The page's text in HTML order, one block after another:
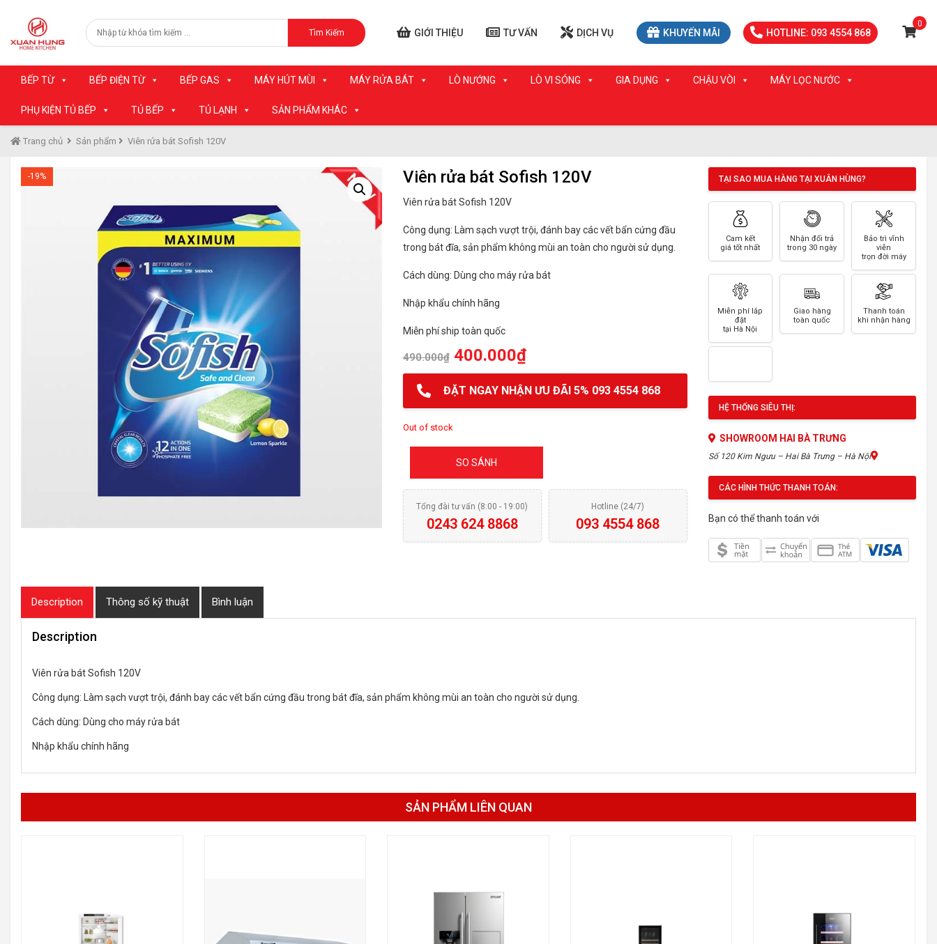
Tìm Kiếm GIỚI THIỆU TƯ VẤN DỊCH VỤ KHUYẾN MÃI HOTLINE: 093 4554 868
0
BẾP TỪ BẾP ĐIỆN TỪ BẾP GAS MÁY HÚT MÙI MÁY RỬA BÁT LÒ NƯỚNG LÒ VI SÓNG GIA DỤNG CHẬU VÒI MÁY LỌC NƯỚC
PHỤ KIỆN TỦ BẾP TỦ BẾP TỦ LẠNH SẢN PHẨM KHÁC
Trang chủ Sản phẩm Viên rửa bát Sofish 120V
-19% Viên rửa bát Sofish 120V
Viên rửa bát Sofish 120V
Công dụng: Làm sạch vượt trội, đánh bay các vết bẩn cứng đầu
trong bát đĩa, sản phẩm không mùi an toàn cho người sử dụng.
Cách dùng: Dùng cho máy rửa bát
Nhập khẩu chính hãng
Miễn phí ship toàn quốc
490.000₫ 400.000₫
ĐẶT NGAY NHẬN ƯU ĐÃI 5% 093 4554 868
Out of stock
SO SÁNH
Tổng đài tư vấn (8:00 - 19:00)
0243 624 8868
Hotline (24/7)
093 4554 868
TẠI SAO MUA HÀNG TẠI XUÂN HÙNG?
Cam kết
giá tốt nhất
Nhận đổi trả
trong 30 ngày
Bảo trì vĩnh
viễn
trọn đời máy
Miễn phí lắp
đặt
tại Hà Nội
Giao hàng
toàn quốc
Thanh toán
khi nhận hàng
HỆ THỐNG SIÊU THỊ:
SHOWROOM HAI BÀ TRƯNG
Số 120 Kim Ngưu – Hai Bà Trưng – Hà Nội
CÁC HÌNH THỨC THANH TOÁN:
Bạn có thể thanh toán với
Description Thông số kỹ thuật Bình luận
Description
Viên rửa bát Sofish 120V
Công dụng: Làm sạch vượt trội, đánh bay các vết bẩn cứng đầu trong bát đĩa, sản phẩm không mùi an toàn cho người sử dụng.
Cách dùng: Dùng cho máy rửa bát
Nhập khẩu chính hãng
SẢN PHẨM LIÊN QUAN